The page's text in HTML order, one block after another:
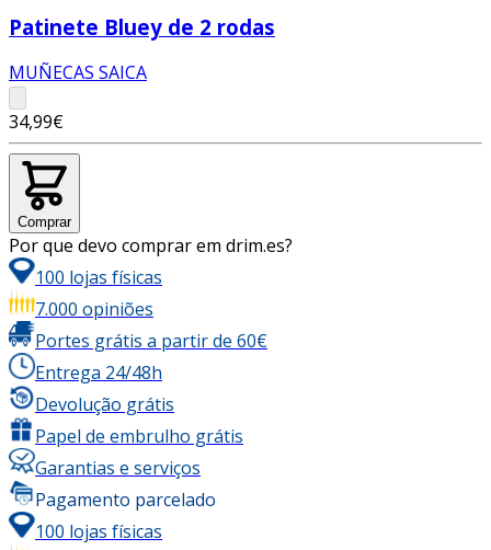
Patinete Bluey de 2 rodas
MUÑECAS SAICA
34,99€
Comprar
Por que devo comprar em drim.es?
100 lojas físicas
7.000 opiniões
Portes grátis a partir de 60€
Entrega 24/48h
Devolução grátis
Papel de embrulho grátis
Garantias e serviços
Pagamento parcelado
100 lojas físicas